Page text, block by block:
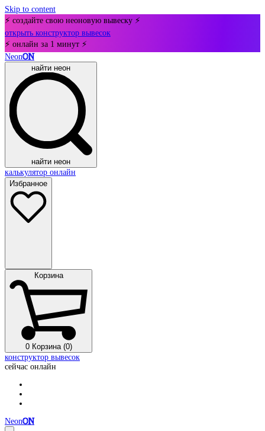
Skip to content
⚡ создайте свою неоновую вывеску ⚡
открыть конструктор вывесок
⚡ онлайн за 1 минут ⚡
NeonON
найти неон
найти неон
калькулятор онлайн
Избранное
Корзина
0 Корзина (0)
конструктор вывесок
сейчас онлайн
NeonON